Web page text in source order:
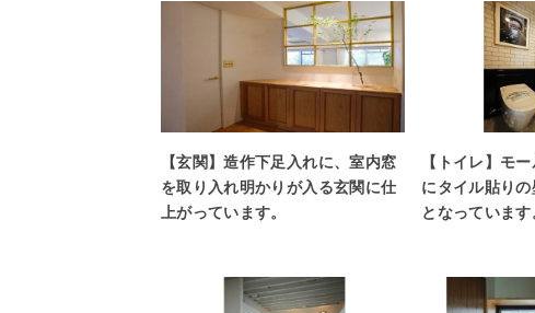
【玄関】造作下足入れに、室内窓
を取り入れ明かりが入る玄関に仕
上がっています。
【トイレ】モ
にタイル貼り
となっています